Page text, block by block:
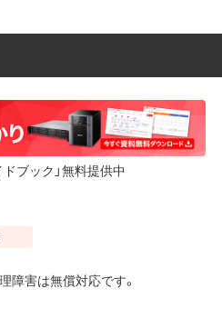
ブック」無料提供中
害は無償対応です。